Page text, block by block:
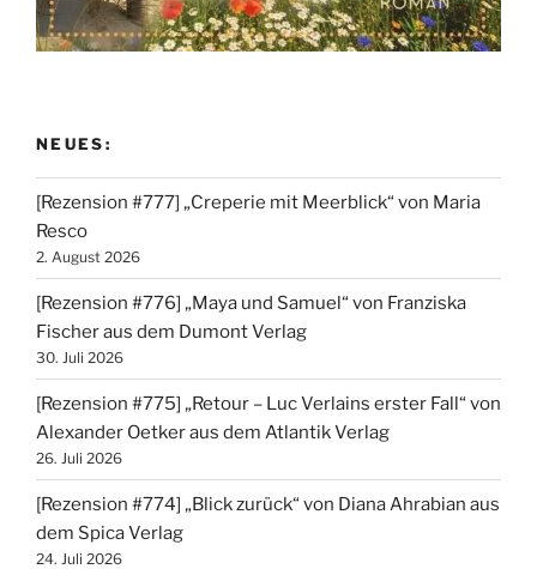
NEUES:
[Rezension #777] „Creperie mit Meerblick“ von Maria
Resco
2. August 2026
[Rezension #776] „Maya und Samuel“ von Franziska
Fischer aus dem Dumont Verlag
30. Juli 2026
[Rezension #775] „Retour – Luc Verlains erster Fall“ von
Alexander Oetker aus dem Atlantik Verlag
26. Juli 2026
[Rezension #774] „Blick zurück“ von Diana Ahrabian aus
dem Spica Verlag
24. Juli 2026